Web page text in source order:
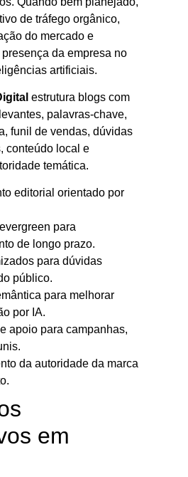
de tráfego orgânico,
do mercado e
da empresa no
artificiais.
estrutura blogs com
palavras-chave,
funil de vendas, dúvidas
conteúdo local e
temática.
editorial orientado por
para
de longo prazo.
para dúvidas
público.
para melhorar
por IA.
apoio para campanhas,
da autoridade da marca
em